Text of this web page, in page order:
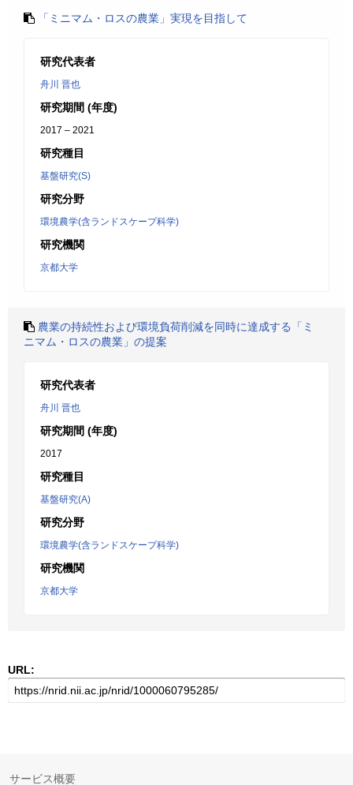
「ミニマム・ロスの農業」実現を目指して
研究代表者
舟川 晋也
研究期間 (年度)
2017 – 2021
研究種目
基盤研究(S)
研究分野
環境農学(含ランドスケープ科学)
研究機関
京都大学
農業の持続性および環境負荷削減を同時に達成する「ミ
ニマム・ロスの農業」の提案
研究代表者
舟川 晋也
研究期間 (年度)
2017
研究種目
基盤研究(A)
研究分野
環境農学(含ランドスケープ科学)
研究機関
京都大学
URL:
サービス概要